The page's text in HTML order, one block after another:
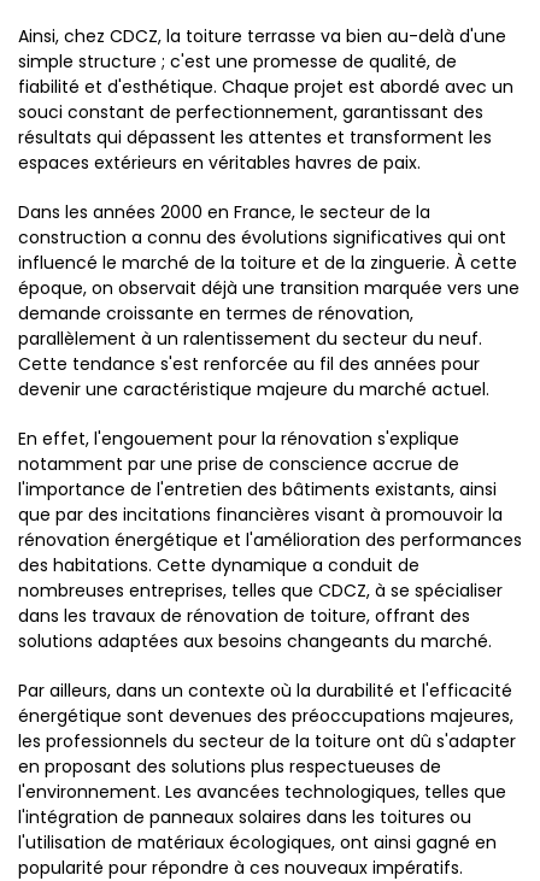
Ainsi, chez CDCZ, la toiture terrasse va bien au-delà d'une
simple structure ; c'est une promesse de qualité, de
fiabilité et d'esthétique. Chaque projet est abordé avec un
souci constant de perfectionnement, garantissant des
résultats qui dépassent les attentes et transforment les
espaces extérieurs en véritables havres de paix.
Dans les années 2000 en France, le secteur de la
construction a connu des évolutions significatives qui ont
influencé le marché de la toiture et de la zinguerie. À cette
époque, on observait déjà une transition marquée vers une
demande croissante en termes de rénovation,
parallèlement à un ralentissement du secteur du neuf.
Cette tendance s'est renforcée au fil des années pour
devenir une caractéristique majeure du marché actuel.
En effet, l'engouement pour la rénovation s'explique
notamment par une prise de conscience accrue de
l'importance de l'entretien des bâtiments existants, ainsi
que par des incitations financières visant à promouvoir la
rénovation énergétique et l'amélioration des performances
des habitations. Cette dynamique a conduit de
nombreuses entreprises, telles que CDCZ, à se spécialiser
dans les travaux de rénovation de toiture, offrant des
solutions adaptées aux besoins changeants du marché.
Par ailleurs, dans un contexte où la durabilité et l'efficacité
énergétique sont devenues des préoccupations majeures,
les professionnels du secteur de la toiture ont dû s'adapter
en proposant des solutions plus respectueuses de
l'environnement. Les avancées technologiques, telles que
l'intégration de panneaux solaires dans les toitures ou
l'utilisation de matériaux écologiques, ont ainsi gagné en
popularité pour répondre à ces nouveaux impératifs.